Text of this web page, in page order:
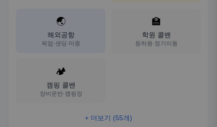
🌏
해외공항
픽업·샌딩·마중
🏫
학원 콜밴
등하원·정기이동
🏕️
캠핑 콜밴
장비운반·캠핑장
+ 더보기 (55개)